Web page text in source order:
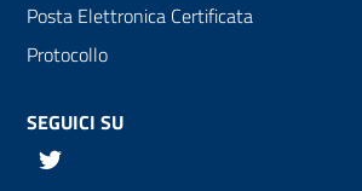
Posta Elettronica Certificata
Protocollo
SEGUICI SU